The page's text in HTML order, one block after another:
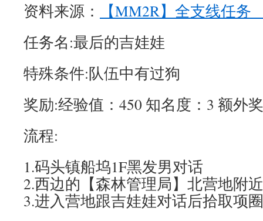
资料来源：
【MM2R】全支线任务
任务名:最后的吉娃娃
特殊条件:队伍中有过狗
奖励:经验值：450 知名度：3 额外
流程:
1.码头镇船坞1F黑发男对话
2.西边的【森林管理局】北营地附
3.进入营地跟吉娃娃对话后拾取项